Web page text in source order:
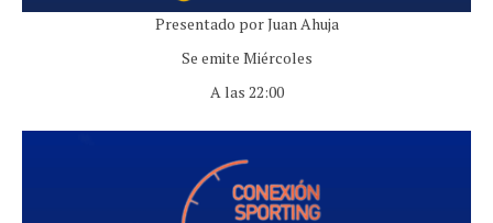
Presentado por Juan Ahuja
Se emite Miércoles
A las 22:00